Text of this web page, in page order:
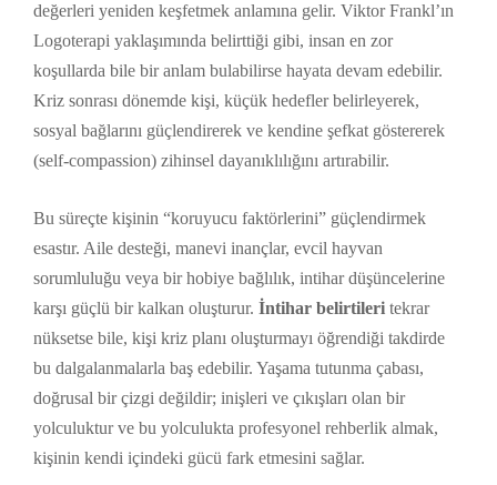
değerleri yeniden keşfetmek anlamına gelir. Viktor Frankl’ın
Logoterapi yaklaşımında belirttiği gibi, insan en zor
koşullarda bile bir anlam bulabilirse hayata devam edebilir.
Kriz sonrası dönemde kişi, küçük hedefler belirleyerek,
sosyal bağlarını güçlendirerek ve kendine şefkat göstererek
(self-compassion) zihinsel dayanıklılığını artırabilir.
Bu süreçte kişinin “koruyucu faktörlerini” güçlendirmek
esastır. Aile desteği, manevi inançlar, evcil hayvan
sorumluluğu veya bir hobiye bağlılık, intihar düşüncelerine
karşı güçlü bir kalkan oluşturur. İntihar belirtileri tekrar
nüksetse bile, kişi kriz planı oluşturmayı öğrendiği takdirde
bu dalgalanmalarla baş edebilir. Yaşama tutunma çabası,
doğrusal bir çizgi değildir; inişleri ve çıkışları olan bir
yolculuktur ve bu yolculukta profesyonel rehberlik almak,
kişinin kendi içindeki gücü fark etmesini sağlar.